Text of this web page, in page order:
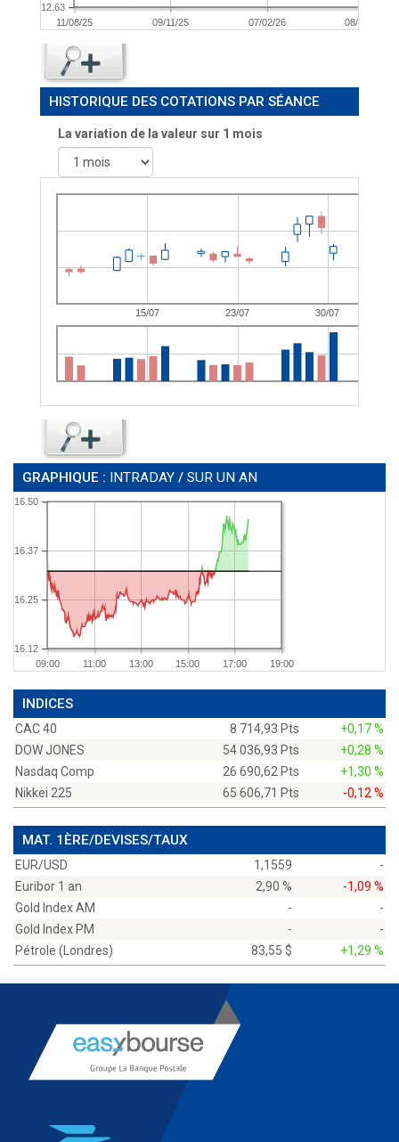
11/08/25 09/11/25 07/02/26 08/05/26
12.63
HISTORIQUE DES COTATIONS PAR SÉANCE
La variation de la valeur sur 1 mois
GRAPHIQUE : INTRADAY / SUR UN AN
09:00 11:00 13:00 15:00 17:00 19:00
16.12
16.25
16.37
16.50
INDICES
CAC 40 8 714,93 Pts
+0,17 %
DOW JONES
54 036,93 Pts
+0,28 %
Nasdaq Comp
26 690,62 Pts
+1,30 %
Nikkei 225
65 606,71 Pts -0,12 %
MAT. 1ÈRE/DEVISES/TAUX
EUR/USD 1,1559
-
Euribor 1 an
2,90 %
-1,09 %
Gold Index AM
-
-
Gold Index PM
-
-
Pétrole (Londres)
83,55 $ +1,29 %